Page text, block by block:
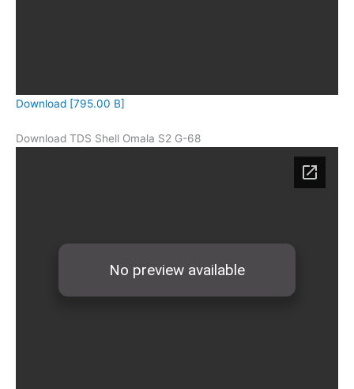
Download [795.00 B]
Download TDS Shell Omala S2 G-68